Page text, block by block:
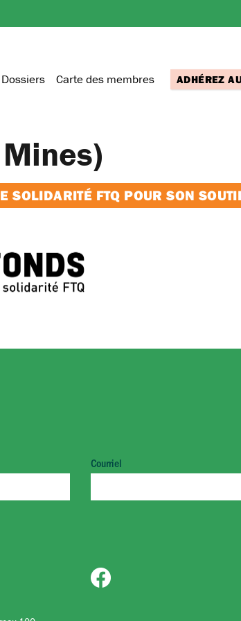
Dossiers Carte des membres ADHÉREZ
SOLIDARITÉ FTQ POUR SON
Courriel